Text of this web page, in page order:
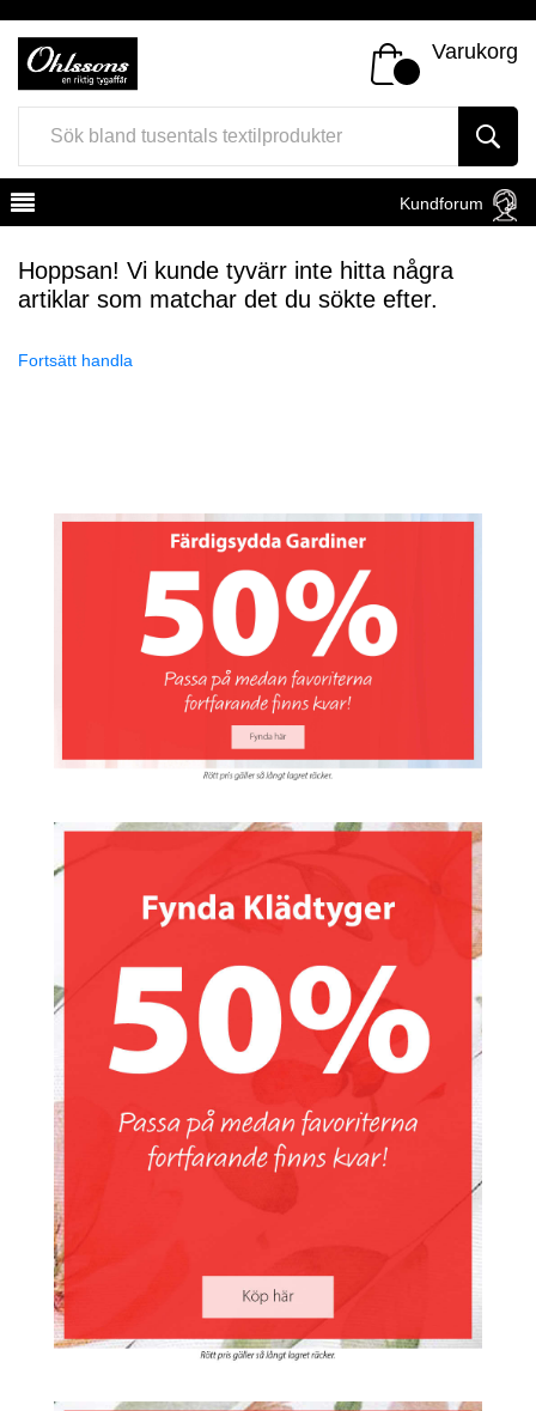
Varukorg
Kundforum
Hoppsan! Vi kunde tyvärr inte hitta några
artiklar som matchar det du sökte efter.
Fortsätt handla